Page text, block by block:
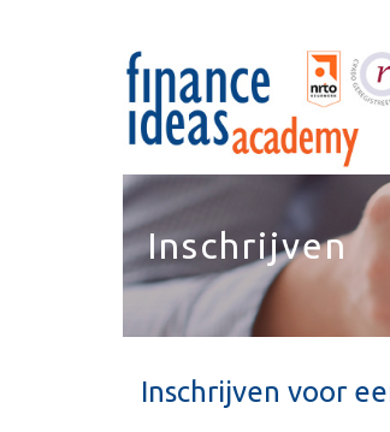
Inschrijven
Inschrijven voor